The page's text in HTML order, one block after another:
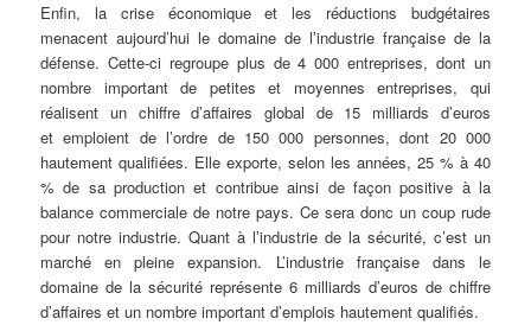
Enfin, la crise économique et les réductions budgétaires
menacent aujourd’hui le domaine de l’industrie française de la
défense. Cette-ci regroupe plus de 4 000 entreprises, dont un
nombre important de petites et moyennes entreprises, qui
réalisent un chiffre d’affaires global de 15 milliards d’euros
et emploient de l’ordre de 150 000 personnes, dont 20 000
hautement qualifiées. Elle exporte, selon les années, 25 % à 40
% de sa production et contribue ainsi de façon positive à la
balance commerciale de notre pays. Ce sera donc un coup rude
pour notre industrie. Quant à l’industrie de la sécurité, c’est un
marché en pleine expansion. L’industrie française dans le
domaine de la sécurité représente 6 milliards d’euros de chiffre
d’affaires et un nombre important d’emplois hautement qualifiés.